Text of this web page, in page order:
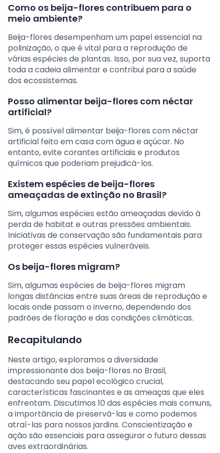
Como os beija-flores contribuem para o
meio ambiente?
Beija-flores desempenham um papel essencial na
polinização, o que é vital para a reprodução de
várias espécies de plantas. Isso, por sua vez, suporta
toda a cadeia alimentar e contribui para a saúde
dos ecossistemas.
Posso alimentar beija-flores com néctar
artificial?
Sim, é possível alimentar beija-flores com néctar
artificial feito em casa com água e açúcar. No
entanto, evite corantes artificiais e produtos
químicos que poderiam prejudicá-los.
Existem espécies de beija-flores
ameaçadas de extinção no Brasil?
Sim, algumas espécies estão ameaçadas devido à
perda de habitat e outras pressões ambientais.
Iniciativas de conservação são fundamentais para
proteger essas espécies vulneráveis.
Os beija-flores migram?
Sim, algumas espécies de beija-flores migram
longas distâncias entre suas áreas de reprodução e
locais onde passam o inverno, dependendo dos
padrões de floração e das condições climáticas.
Recapitulando
Neste artigo, exploramos a diversidade
impressionante dos beija-flores no Brasil,
destacando seu papel ecológico crucial,
características fascinantes e as ameaças que eles
enfrentam. Discutimos 10 das espécies mais comuns,
a importância de preservá-las e como podemos
atraí-las para nossos jardins. Conscientização e
ação são essenciais para assegurar o futuro dessas
aves extraordinárias.